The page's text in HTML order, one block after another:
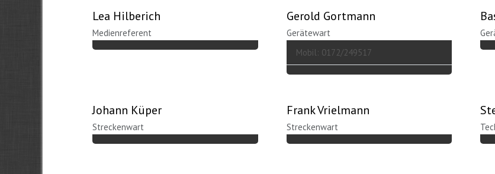
Lea Hilberich
Medienreferent
Gerold Gortmann
Gerätewart
Mobil: 0172/249517
Johann Küper
Streckenwart
Frank Vrielmann
Streckenwart